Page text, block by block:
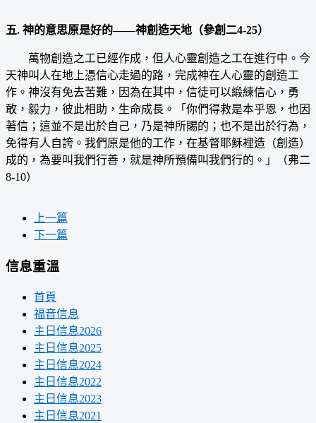
五. 神的意思原是好的——神創造天地（參創二4-25）
萬物創造之工已經作成，但人心靈創造之工在進行中。今
天神叫人在地上憑信心走過的路，完成神在人心靈的創造工
作。神沒有免去苦難，因為在其中，信徒可以緞練信心，勇
敢，毅力，彼此相助，生命成長。「你們得救是本乎恩，也因
著信；這並不是出於自己，乃是神所賜的；也不是出於行為，
免得有人自誇。我們原是他的工作，在基督耶穌裡造（創造）
成的，為要叫我們行善，就是神所預備叫我們行的。」（弗二
8-10）
上一篇
下一篇
信息重溫
首頁
福音信息
主日信息2026
主日信息2025
主日信息2024
主日信息2022
主日信息2023
主日信息2021